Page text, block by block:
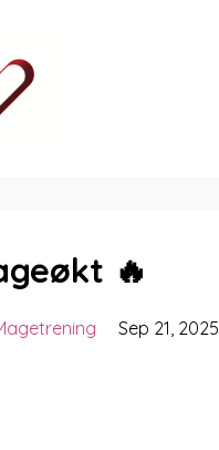
🔥
Sep 21, 2025